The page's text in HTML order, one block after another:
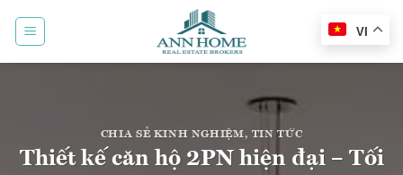
qua
VI
CHIA SẺ KINH NGHIỆM, TIN TỨC
Thiết kế căn hộ 2PN hiện đại – Tối